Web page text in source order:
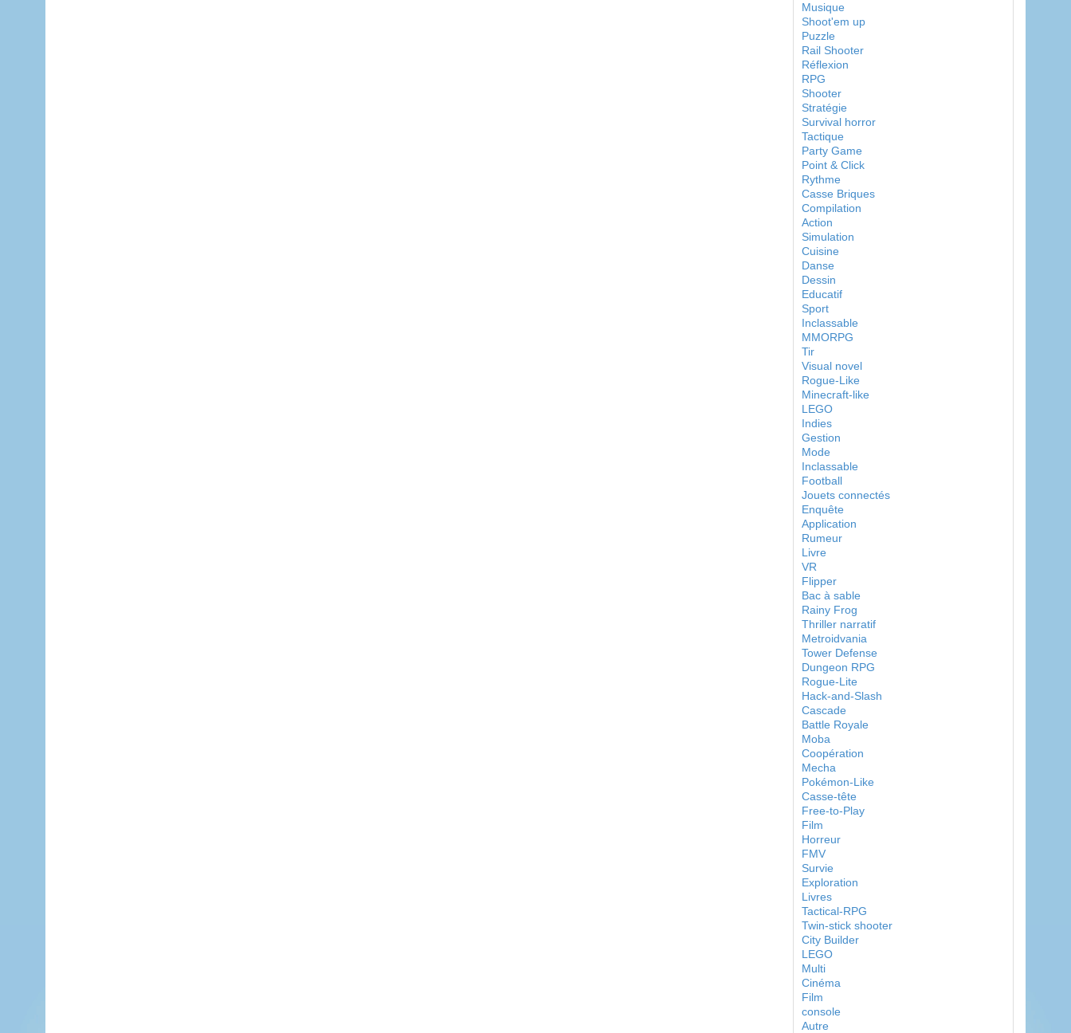
Musique
Shoot'em up
Puzzle
Rail Shooter
Réflexion
RPG
Shooter
Stratégie
Survival horror
Tactique
Party Game
Point & Click
Rythme
Casse Briques
Compilation
Action
Simulation
Cuisine
Danse
Dessin
Educatif
Sport
Inclassable
MMORPG
Tir
Visual novel
Rogue-Like
Minecraft-like
LEGO
Indies
Gestion
Mode
Inclassable
Football
Jouets connectés
Enquête
Application
Rumeur
Livre
VR
Flipper
Bac à sable
Rainy Frog
Thriller narratif
Metroidvania
Tower Defense
Dungeon RPG
Rogue-Lite
Hack-and-Slash
Cascade
Battle Royale
Moba
Coopération
Mecha
Pokémon-Like
Casse-tête
Free-to-Play
Film
Horreur
FMV
Survie
Exploration
Livres
Tactical-RPG
Twin-stick shooter
City Builder
LEGO
Multi
Cinéma
Film
console
Autre